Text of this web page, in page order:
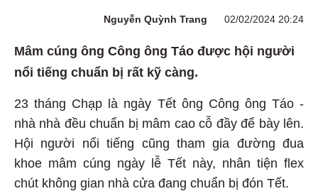
Nguyễn Quỳnh Trang 02/02/2024 20:24
Mâm cúng ông Công ông Táo được hội người
nổi tiếng chuẩn bị rất kỹ càng.
23 tháng Chạp là ngày Tết ông Công ông Táo -
nhà nhà đều chuẩn bị mâm cao cỗ đầy để bày lên.
Hội người nổi tiếng cũng tham gia đường đua
khoe mâm cúng ngày lễ Tết này, nhân tiện flex
chút không gian nhà cửa đang chuẩn bị đón Tết.